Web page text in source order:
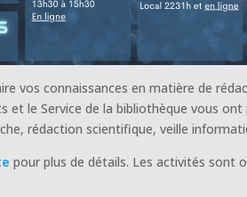
vos connaissances en matière de
et le Service de la bibliothèque vous
rédaction scientifique, veille
pour plus de détails. Les activités sont